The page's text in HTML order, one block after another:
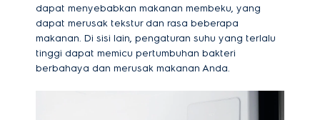
dapat menyebabkan makanan membeku, yang
dapat merusak tekstur dan rasa beberapa
makanan. Di sisi lain, pengaturan suhu yang terlalu
tinggi dapat memicu pertumbuhan bakteri
berbahaya dan merusak makanan Anda.